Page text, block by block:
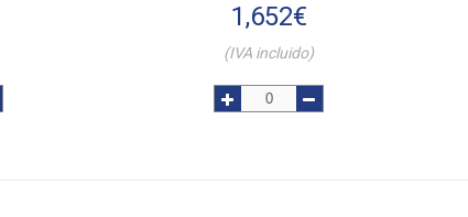
1,652€
(IVA incluido)